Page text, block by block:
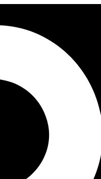
Порту
CC BY-SA 4.0